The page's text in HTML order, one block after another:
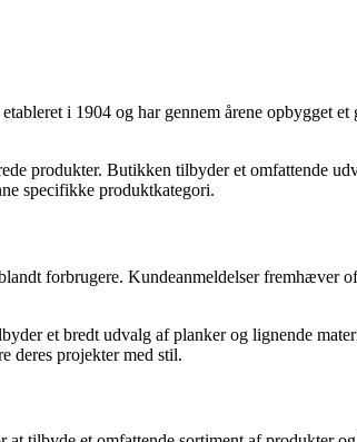
i 1904 og har gennem årene opbygget et
produkter. Butikken tilbyder et omfattende
specifikke produktkategori.
forbrugere. Kundeanmeldelser fremhæver
et bredt udvalg af planker og lignende
deres projekter med stil.